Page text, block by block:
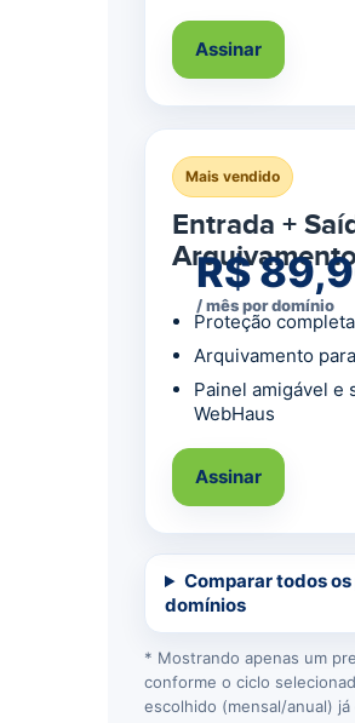
Assinar
Mais vendido
Entrada +
R$
/ mês por domínio
Proteção
Arquivamento
Painel amigável e
WebHaus
Assinar
Comparar todos
domínios
* Mostrando apenas um
conforme o ciclo
escolhido (mensal/anual) já